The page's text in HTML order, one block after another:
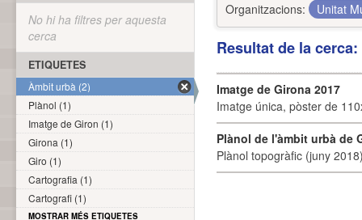
Organitzacions:
Unitat
Resultat de la
Imatge de Girona 2017
Imatge única, pòster de
Plànol de l'àmbit urbà de
Plànol topogràfic (juny
No hi ha filtres per aquesta
cerca
ETIQUETES
Àmbit urbà (2)
Plànol (1)
Imatge de Giron (1)
Girona (1)
Giro (1)
Cartografia (1)
Cartografi (1)
MOSTRAR MÉS ETIQUETES